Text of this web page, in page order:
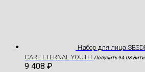
Hабор для лица
CARE ETERNAL YOUTH Получить 94.08
9 408 ₽